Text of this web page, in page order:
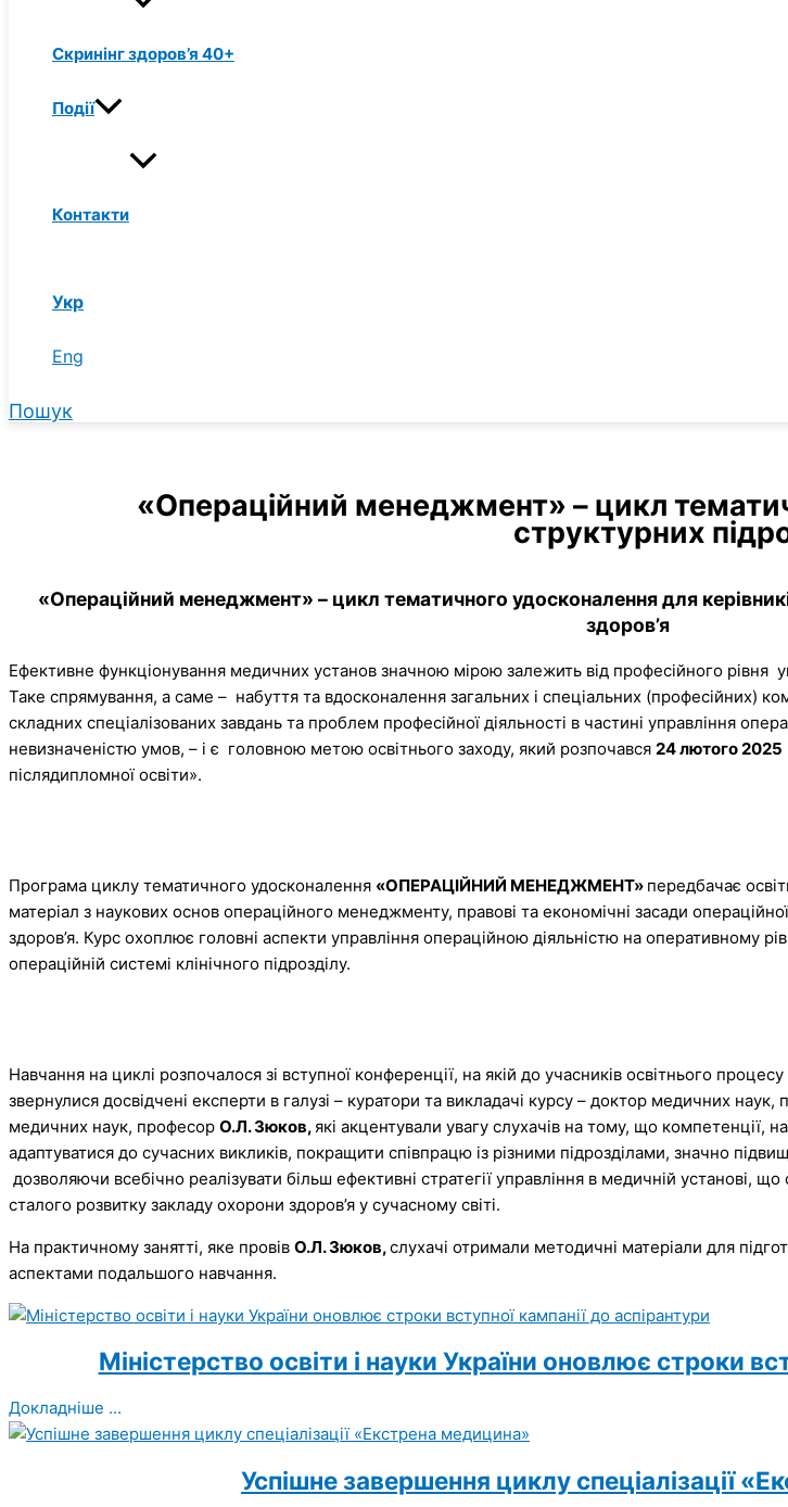
Скринінг здоров’я 40+
Події
Контакти
Укр
Eng
Пошук
«Операційний менеджмент» – цикл
структурних
«Операційний менеджмент» – цикл тематичного удосконалення для
здоров’я
Ефективне функціонування медичних установ значною мірою залежить від професійного рівня
Таке спрямування, а саме – набуття та вдосконалення загальних і спеціальних (професійних)
складних спеціалізованих завдань та проблем професійної діяльності в частині управління
невизначеністю умов, – і є головною метою освітнього заходу, який розпочався 24 лютого 2025
післядипломної освіти».
Програма циклу тематичного удосконалення «ОПЕРАЦІЙНИЙ МЕНЕДЖМЕНТ» передбачає
матеріал з наукових основ операційного менеджменту, правові та економічні засади
здоров’я. Курс охоплює головні аспекти управління операційною діяльністю на оперативному
операційній системі клінічного підрозділу.
Навчання на циклі розпочалося зі вступної конференції, на якій до учасників освітнього
звернулися досвідчені експерти в галузі – куратори та викладачі курсу – доктор медичних наук,
медичних наук, професор О.Л. Зюков, які акцентували увагу слухачів на тому, що компетенції,
адаптуватися до сучасних викликів, покращити співпрацю із різними підрозділами, значно
дозволяючи всебічно реалізувати більш ефективні стратегії управління в медичній установі,
сталого розвитку закладу охорони здоров’я у сучасному світі.
На практичному занятті, яке провів О.Л. Зюков,слухачі отримали методичні матеріали для
аспектами подальшого навчання.
Міністерство освіти і науки України оновлює строки
Докладніше ...
Успішне завершення циклу спеціалізації